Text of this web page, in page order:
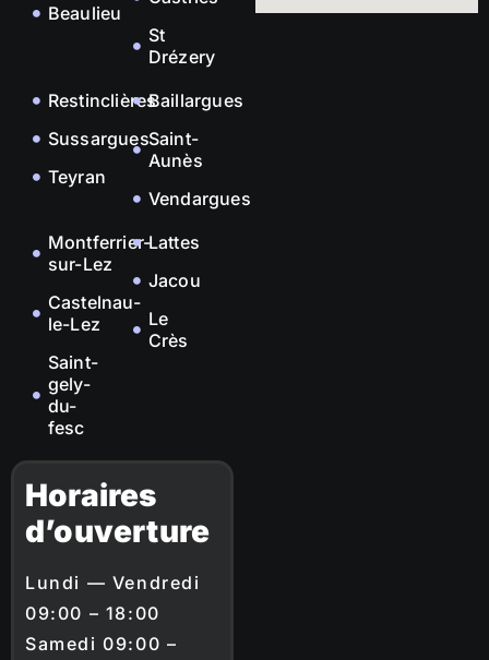
Beaulieu
St
Drézery
Restinclières
Sussargues
Teyran
Baillargues
Saint-
Aunès
Vendargues
Montferrier-
sur-Lez
Castelnau-
le-Lez
Saint-
gely-
du-
fesc
Lattes
Jacou
Le
Crès
Horaires
d’ouverture
Lundi — Vendredi
09:00 – 18:00
Samedi 09:00 –